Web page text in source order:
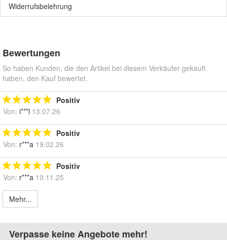
Widerrufsbelehrung
Bewertungen
So haben Kunden, die den Artikel bei diesem Verkäufer gekauft
haben, den Kauf bewertet.
Positiv
Von: i***l 13.07.26
Positiv
Von: r***a 19.02.26
Positiv
Von: r***a 19.11.25
Mehr...
Verpasse keine Angebote mehr!